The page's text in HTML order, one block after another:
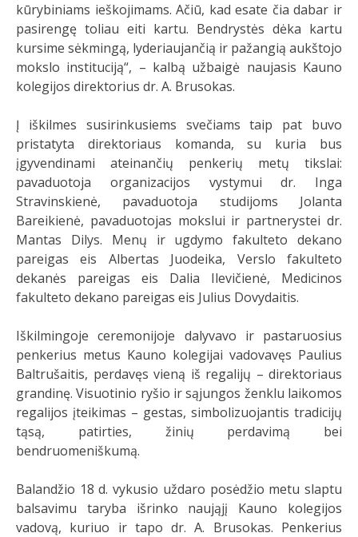
kūrybiniams ieškojimams. Ačiū, kad esate čia dabar ir
pasirengę toliau eiti kartu. Bendrystės dėka kartu
kursime sėkmingą, lyderiaujančią ir pažangią aukštojo
mokslo instituciją“, – kalbą užbaigė naujasis Kauno
kolegijos direktorius dr. A. Brusokas.
Į iškilmes susirinkusiems svečiams taip pat buvo
pristatyta direktoriaus komanda, su kuria bus
įgyvendinami ateinančių penkerių metų tikslai:
pavaduotoja organizacijos vystymui dr. Inga
Stravinskienė, pavaduotoja studijoms Jolanta
Bareikienė, pavaduotojas mokslui ir partnerystei dr.
Mantas Dilys. Menų ir ugdymo fakulteto dekano
pareigas eis Albertas Juodeika, Verslo fakulteto
dekanės pareigas eis Dalia Ilevičienė, Medicinos
fakulteto dekano pareigas eis Julius Dovydaitis.
Iškilmingoje ceremonijoje dalyvavo ir pastaruosius
penkerius metus Kauno kolegijai vadovavęs Paulius
Baltrušaitis, perdavęs vieną iš regalijų – direktoriaus
grandinę. Visuotinio ryšio ir sąjungos ženklu laikomos
regalijos įteikimas – gestas, simbolizuojantis tradicijų
tąsą, patirties, žinių perdavimą bei
bendruomeniškumą.
Balandžio 18 d. vykusio uždaro posėdžio metu slaptu
balsavimu taryba išrinko naująjį Kauno kolegijos
vadovą, kuriuo ir tapo dr. A. Brusokas. Penkerius